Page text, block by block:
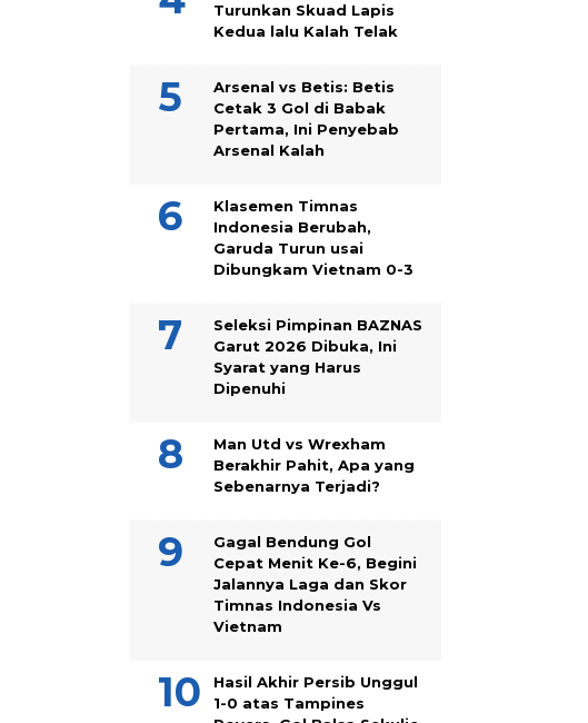
Turunkan Skuad Lapis
Kedua lalu Kalah Telak
Arsenal vs Betis: Betis
Cetak 3 Gol di Babak
Pertama, Ini Penyebab
Arsenal Kalah
Klasemen Timnas
Indonesia Berubah,
Garuda Turun usai
Dibungkam Vietnam 0-3
Seleksi Pimpinan BAZNAS
Garut 2026 Dibuka, Ini
Syarat yang Harus
Dipenuhi
Man Utd vs Wrexham
Berakhir Pahit, Apa yang
Sebenarnya Terjadi?
Gagal Bendung Gol
Cepat Menit Ke-6, Begini
Jalannya Laga dan Skor
Timnas Indonesia Vs
Vietnam
Hasil Akhir Persib Unggul
1-0 atas Tampines